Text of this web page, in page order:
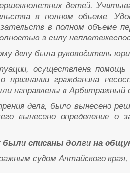
детей.
в полном объеме.
в полном объеме
в силу
делу была руководитель
осуществлена
признании гражданина
направлены в Арбитражный
дела, было вынесено
вынесено определение о
списаны долги на
судом Алтайского края,